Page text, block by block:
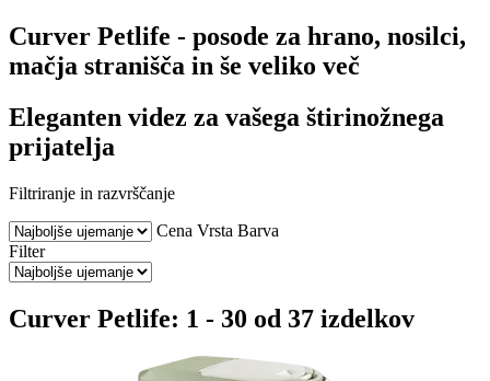
Curver Petlife - posode za hrano, nosilci,
mačja stranišča in še veliko več
Eleganten videz za vašega štirinožnega
prijatelja
Filtriranje in razvrščanje
Cena Vrsta Barva
Filter
Curver Petlife: 1 - 30 od 37 izdelkov